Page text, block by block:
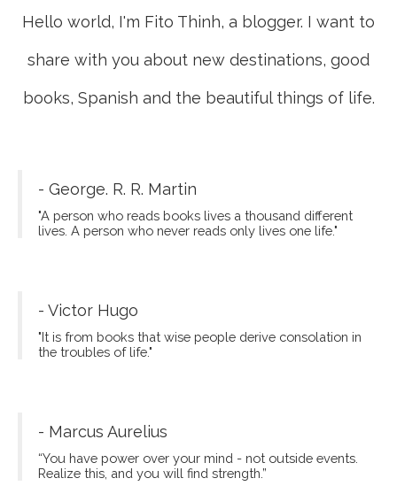
Hello world, I'm Fito Thinh, a blogger. I want to
share with you about new destinations, good
books, Spanish and the beautiful things of life.
- George. R. R. Martin
"A person who reads books lives a thousand different
lives. A person who never reads only lives one life."
- Victor Hugo
"It is from books that wise people derive consolation in
the troubles of life."
- Marcus Aurelius
“You have power over your mind - not outside events.
Realize this, and you will find strength.”